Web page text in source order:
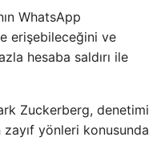
WhatsApp
erişebileceğini ve
hesaba saldırı ile
Zuckerberg, denetimi
zayıf yönleri konusunda